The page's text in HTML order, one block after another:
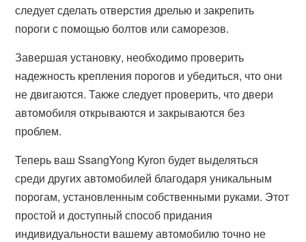
следует сделать отверстия дрелью и закрепить
пороги с помощью болтов или саморезов.
Завершая установку, необходимо проверить
надежность крепления порогов и убедиться, что они
не двигаются. Также следует проверить, что двери
автомобиля открываются и закрываются без
проблем.
Теперь ваш SsangYong Kyron будет выделяться
среди других автомобилей благодаря уникальным
порогам, установленным собственными руками. Этот
простой и доступный способ придания
индивидуальности вашему автомобилю точно не